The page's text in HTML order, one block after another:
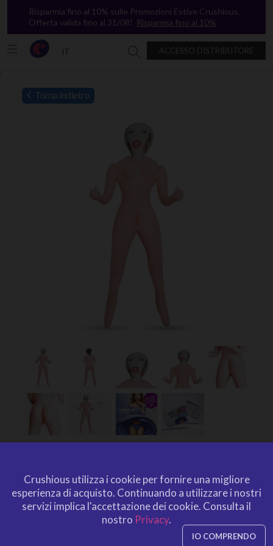
`
Risparmia fino al 10% sulle Promozioni Estive Crushious.
Offerta valida fino al 31/08! Risparmia fino al 10%
IT ACCESSO DISTRIBUTORE
Ricerca in Crushious
Torna indietro
BAMBOLA GONFIABILE
BIONDA CRUSHIOUS
CRUSHIOUS
EAN: 7403254151413
Crushious utilizza i cookie per fornire una migliore
esperienza di acquisto. Continuando a utilizzare i nostri
servizi implica l'accettazione dei cookie. Consulta il
nostro Privacy.
IO COMPRENDO